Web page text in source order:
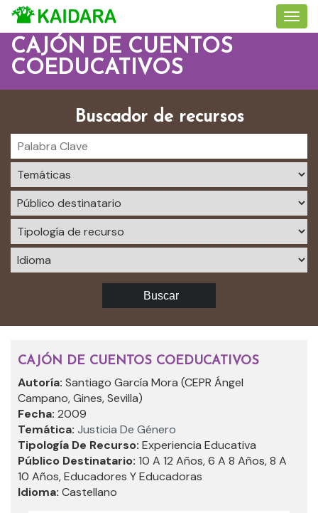
CAJÓN DE CUENTOS
COEDUCATIVOS
Buscador de recursos
Buscar
CAJÓN DE CUENTOS COEDUCATIVOS
Autoría: Santiago García Mora (CEPR Ángel
Campano, Gines, Sevilla)
Fecha: 2009
Temática: Justicia De Género
Tipología De Recurso: Experiencia Educativa
Público Destinatario: 10 A 12 Años, 6 A 8 Años, 8 A
10 Años, Educadores Y Educadoras
Idioma: Castellano